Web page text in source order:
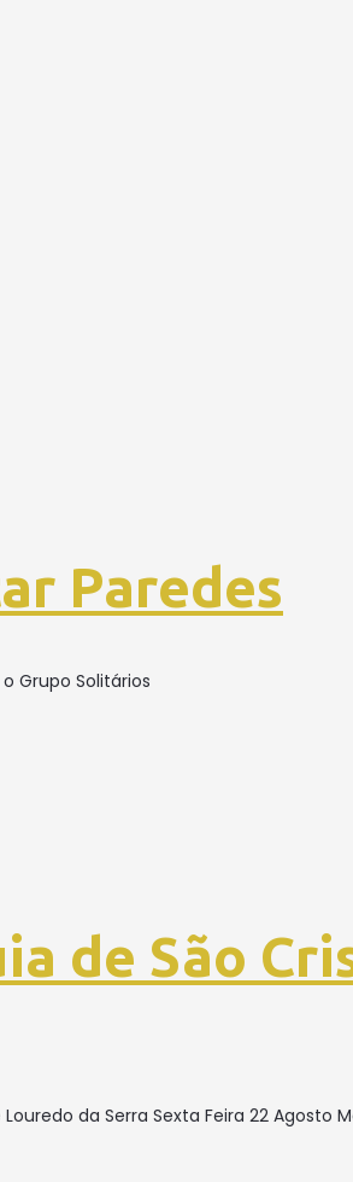
Paredes
Grupo Solitários
de São
da Serra Sexta Feira 22 Agosto